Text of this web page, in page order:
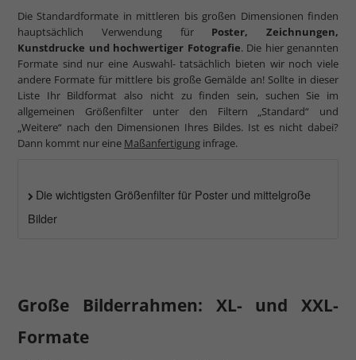
Die Standardformate in mittleren bis großen Dimensionen finden
hauptsächlich Verwendung für Poster, Zeichnungen,
Kunstdrucke und hochwertiger Fotografie. Die hier genannten
Formate sind nur eine Auswahl- tatsächlich bieten wir noch viele
andere Formate für mittlere bis große Gemälde an! Sollte in dieser
Liste Ihr Bildformat also nicht zu finden sein, suchen Sie im
allgemeinen Größenfilter unter den Filtern „Standard“ und
„Weitere“ nach den Dimensionen Ihres Bildes. Ist es nicht dabei?
Dann kommt nur eine Maßanfertigung infrage.
Die wichtigsten Größenfilter für Poster und mittelgroße
Bilder
Große Bilderrahmen: XL- und XXL-
Formate